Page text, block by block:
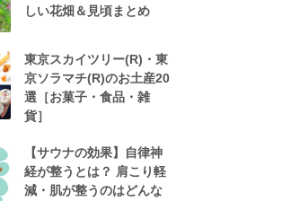
しい花畑＆見頃まとめ
東京スカイツリー(R)・東
京ソラマチ(R)のお土産20
選［お菓子・食品・雑
貨］
【サウナの効果】自律神
経が整うとは？ 肩こり軽
減・肌が整うのはどんな